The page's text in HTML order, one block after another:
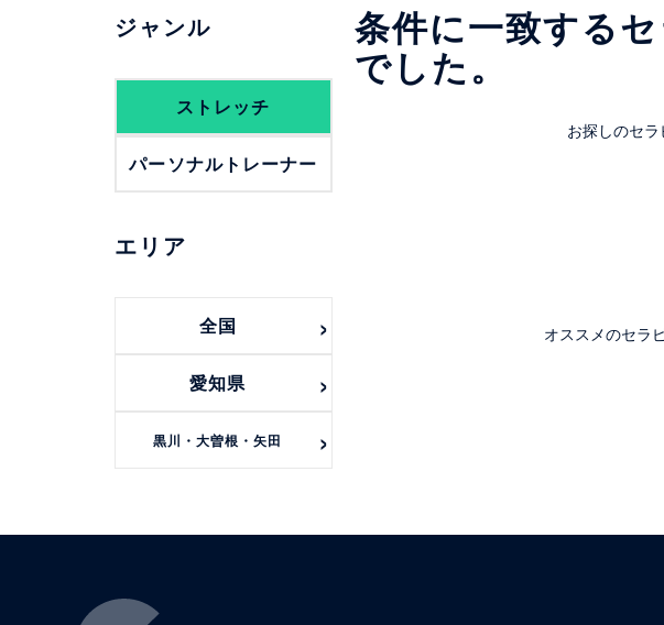
ジャンル
ストレッチ
パーソナルトレーナー
エリア
全国
愛知県
黒川・大曽根・矢田
条件に一致する
でした。
お探しのセ
オススメのセラ